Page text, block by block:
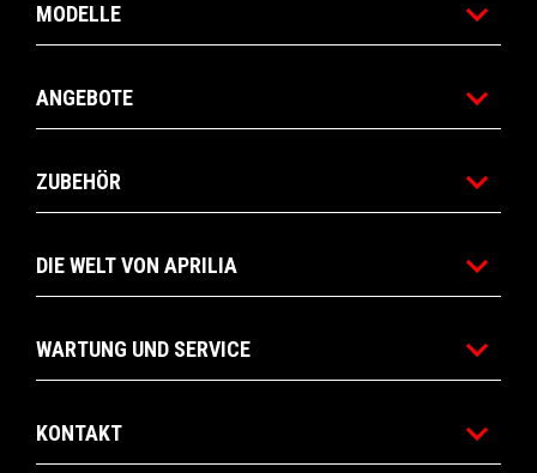
MODELLE
ANGEBOTE
ZUBEHÖR
DIE WELT VON APRILIA
WARTUNG UND SERVICE
KONTAKT